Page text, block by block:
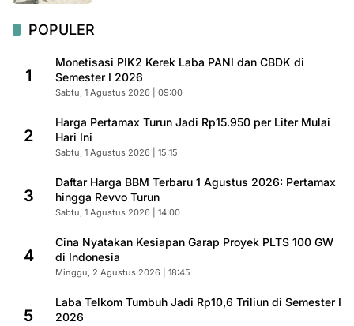
POPULER
1
Monetisasi PIK2 Kerek Laba PANI dan CBDK di
Semester I 2026
Sabtu, 1 Agustus 2026 | 09:00
2
Harga Pertamax Turun Jadi Rp15.950 per Liter Mulai
Hari Ini
Sabtu, 1 Agustus 2026 | 15:15
3
Daftar Harga BBM Terbaru 1 Agustus 2026: Pertamax
hingga Revvo Turun
Sabtu, 1 Agustus 2026 | 14:00
4
Cina Nyatakan Kesiapan Garap Proyek PLTS 100 GW
di Indonesia
Minggu, 2 Agustus 2026 | 18:45
5
Laba Telkom Tumbuh Jadi Rp10,6 Triliun di Semester I
2026